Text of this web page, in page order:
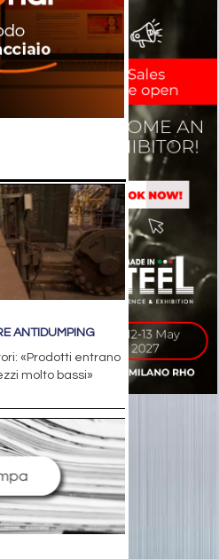
ANTIDUMPING
«Prodotti entrano
molto bassi»